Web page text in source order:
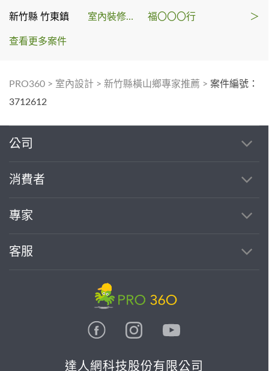
新竹縣 竹東鎮 室內裝修許可申請 福〇〇〇行 ＞
查看更多案件
PRO360 > 室內設計 > 新竹縣橫山鄉專家推薦 > 案件編號：
3712612
公司
消費者
專家
客服
達人網科技股份有限公司